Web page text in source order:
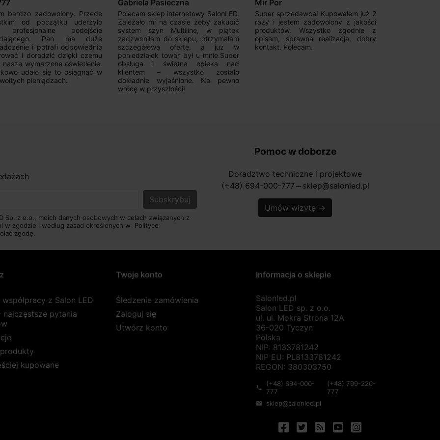
bardzo zadowolony. Przede
od początku uderzyło
profesjonalne podejście
Pan ma duże
i potrafi odpowiednio
i doradzić dzięki czemu
nasze wymarzone oświetlenie.
udało się to osiągnąć w
pieniądzach.
Gabriela Pasieczna
Polecam sklep internetowy SalonLED.
Zależało mi na czasie żeby zakupić
system szyn Multiline, w piątek
zadzwoniłam do sklepu, otrzymałam
szczegółową ofertę, a już w
poniedziałek towar był u mnie.Super
obsługa i świetna opieka nad
klientem – wszystko zostało
dokładnie wyjaśnione. Na pewno
wrócę w przyszłości!
Mir Por
Super sprzedawca! Kupowałem już 2
razy i jestem zadowolony z jakości
produktów. Wszystko zgodnie z
opisem, sprawna realizacja, dobry
kontakt. Polecam.
Sp. z o.o., moich danych osobowych w celach związanych z
zgodzie i według zasad określonych w Polityce
zgodę.
Pomoc w doborze
Doradztwo techniczne i projektowe
(+48) 694-000-777 horizontal_rule sklep@salonled.pl
Umów wizytę →
z Salon LED
najczęstsze pytania
kupowane
Twoje konto
Śledzenie zamówienia
Zaloguj się
Utwórz konto
Informacja o sklepie
Salonled.pl
Salon LED sp. z o.o.
ul. ul. Mokra Strona 12A
36-020 Tyczyn
Polska
NIP: 8133781242
NIP EU: PL8133781242
REGON: 380303750
phone
(+48) 694-000-
777
(+48) 799-220-
777
mail sklep@salonled.pl